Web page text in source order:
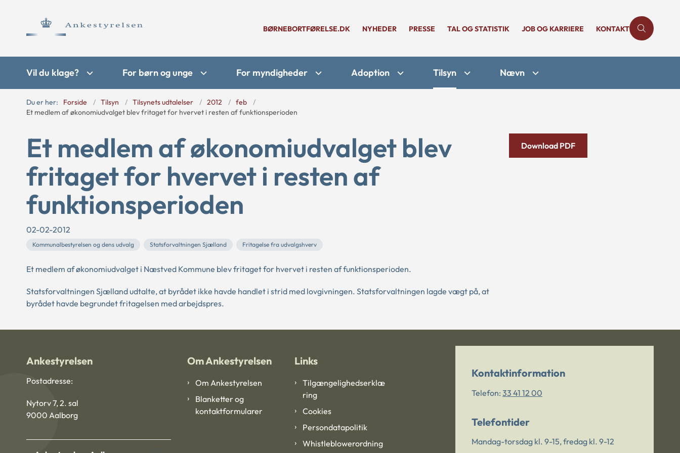
BØRNEBORTFØRELSE.DK NYHEDER PRESSE TAL OG STATISTIK JOB OG KARRIERE KONTAKT
Vil du klage? For børn og unge For myndigheder Adoption Tilsyn Nævn
Du er her: Forside Tilsyn Tilsynets udtalelser 2012
feb
Et medlem af økonomiudvalget blev fritaget for hvervet i resten af funktionsperioden
Et medlem af økonomiudvalget blev
fritaget for hvervet i resten af
funktionsperioden
02-02-2012
Kommunalbestyrelsen og dens udvalg Statsforvaltningen Sjælland Fritagelse fra udvalgshverv
Et medlem af økonomiudvalget i Næstved Kommune blev fritaget for hvervet i resten af funktionsperioden.
Statsforvaltningen Sjælland udtalte, at byrådet ikke havde handlet i strid med lovgivningen. Statsforvaltningen lagde vægt på, at
byrådet havde begrundet fritagelsen med arbejdspres.
Download PDF
Ankestyrelsen
Postadresse:
Nytorv 7, 2. sal
9000 Aalborg
Om Ankestyrelsen
Om Ankestyrelsen
Blanketter og
kontaktformularer
Links
Tilgængelighedserklæ
ring
Cookies
Persondatapolitik
Whistleblowerordning
Kontaktinformation
Telefon: 33 41 12 00
Telefontider
Mandag-torsdag kl. 9-15, fredag kl. 9-12